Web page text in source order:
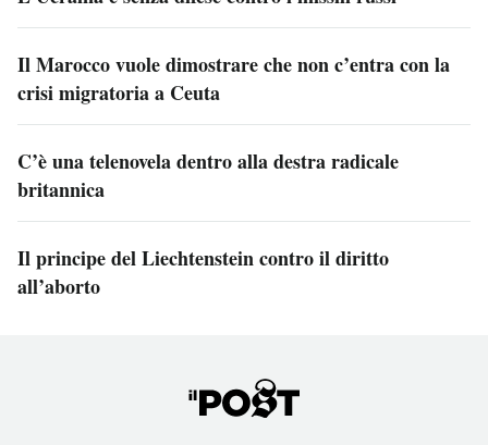
Il Marocco vuole dimostrare che non c’entra con la
crisi migratoria a Ceuta
C’è una telenovela dentro alla destra radicale
britannica
Il principe del Liechtenstein contro il diritto
all’aborto